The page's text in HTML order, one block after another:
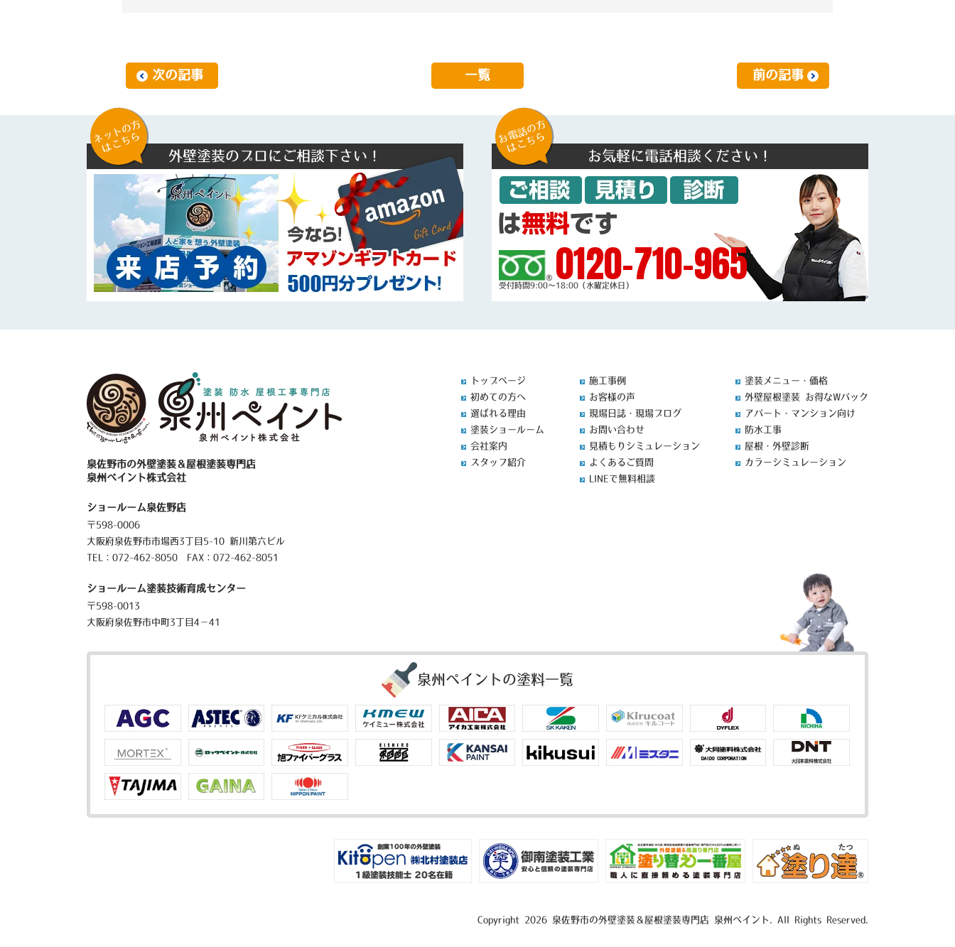
次の記事 一覧 前の記事
ネットの方
はこちら
外壁塗装のプロにご相談下さい！
お電話の方
はこちら
お気軽に電話相談ください！
0120-710-965
受付時間9:00～18:00（水曜定休日）
泉佐野市の外壁塗装＆屋根塗装専門店
泉州ペイント株式会社
ショールーム泉佐野店
〒598-0006
大阪府泉佐野市市場西3丁目5-10 新川第六ビル
TEL： 072-462-8050 FAX：072-462-8051
ショールーム塗装技術育成センター
〒598-0013
大阪府泉佐野市中町3丁目4－41
トップページ
初めての方へ
選ばれる理由
塗装ショールーム
会社案内
スタッフ紹介
施工事例
お客様の声
現場日誌・現場ブログ
お問い合わせ
見積もりシミュレーション
よくあるご質問
LINEで無料相談
塗装メニュー・価格
外壁屋根塗装 お得なWパック
アパート・マンション向け
防水工事
屋根・外壁診断
カラーシミュレーション
泉州ペイントの塗料一覧
Copyright 2026 泉佐野市の外壁塗装＆屋根塗装専門店 泉州ペイント. All Rights Reserved.